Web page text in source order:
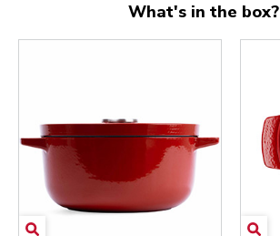
What's in the box?